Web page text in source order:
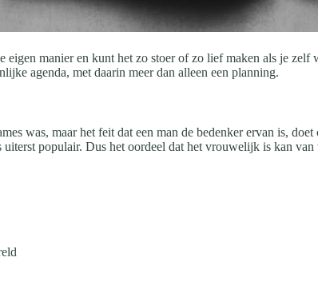
eigen manier en kunt het zo stoer of zo lief maken als je
agenda, met daarin meer dan alleen een planning.
was, maar het feit dat een man de bedenker ervan is,
populair. Dus het oordeel dat het vrouwelijk is kan van